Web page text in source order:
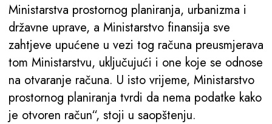
Ministarstva prostornog planiranja, urbanizma i
državne uprave, a Ministarstvo finansija sve
zahtjeve upućene u vezi tog računa preusmjerava
tom Ministarstvu, uključujući i one koje se odnose
na otvaranje računa. U isto vrijeme, Ministarstvo
prostornog planiranja tvrdi da nema podatke kako
je otvoren račun“, stoji u saopštenju.